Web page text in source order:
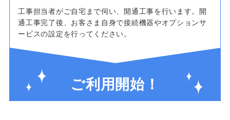
工事担当者がご自宅まで伺い、開通工事を行います。開
通工事完了後、お客さま自身で接続機器やオプションサ
ービスの設定を行ってください。
ご利用開始！